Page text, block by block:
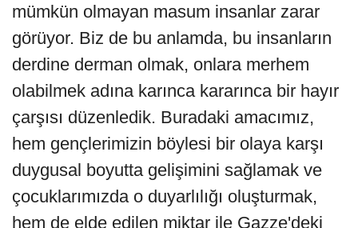
mümkün olmayan masum insanlar zarar
görüyor. Biz de bu anlamda, bu insanların
derdine derman olmak, onlara merhem
olabilmek adına karınca kararınca bir hayır
çarşısı düzenledik. Buradaki amacımız,
hem gençlerimizin böylesi bir olaya karşı
duygusal boyutta gelişimini sağlamak ve
çocuklarımızda o duyarlılığı oluşturmak,
hem de elde edilen miktar ile Gazze'deki